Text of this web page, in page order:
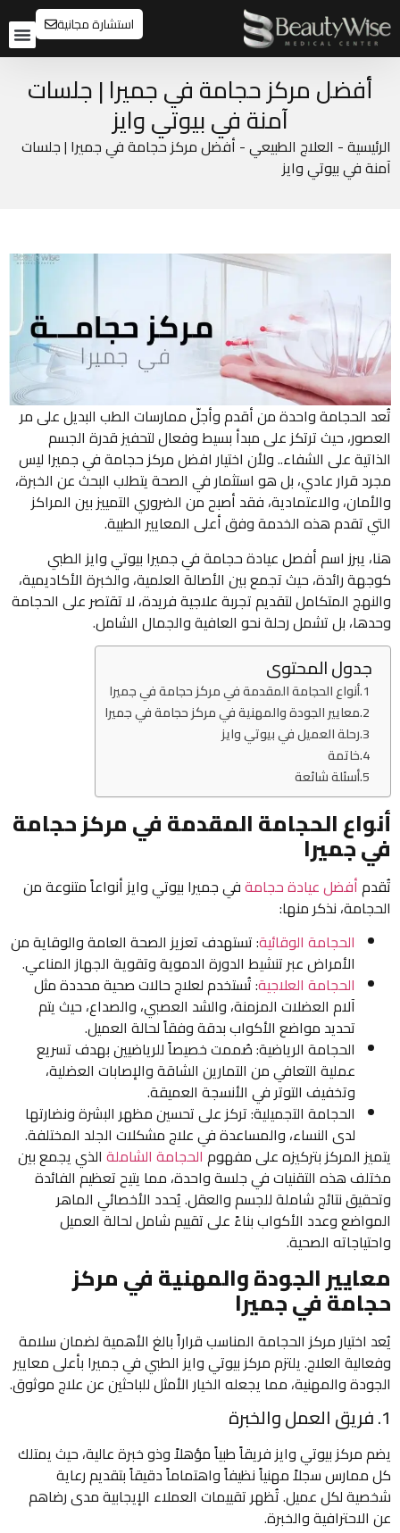
استشارة مجانية
أفضل مركز حجامة في جميرا | جلسات
آمنة في بيوتي وايز
الرئيسية- العلاج الطبيعي- أفضل مركز حجامة في جميرا | جلسات
آمنة في بيوتي وايز
تُعد الحجامة واحدة من أقدم وأجلّ ممارسات الطب البديل على مر
العصور، حيث ترتكز على مبدأ بسيط وفعال لتحفيز قدرة الجسم
الذاتية على الشفاء.. ولأن اختيار افضل مركز حجامة في جميرا ليس
مجرد قرار عادي، بل هو استثمار في الصحة يتطلب البحث عن الخبرة،
والأمان، والاعتمادية، فقد أصبح من الضروري التمييز بين المراكز
التي تقدم هذه الخدمة وفق أعلى المعايير الطبية.
هنا، يبرز اسم أفصل عيادة حجامة في جميرا بيوتي وايز الطبي
كوجهة رائدة، حيث تجمع بين الأصالة العلمية، والخبرة الأكاديمية،
والنهج المتكامل لتقديم تجربة علاجية فريدة، لا تقتصر على الحجامة
وحدها، بل تشمل رحلة نحو العافية والجمال الشامل.
جدول المحتوى
أنواع الحجامة المقدمة في مركز حجامة في جميرا
معايير الجودة والمهنية في مركز حجامة في جميرا
رحلة العميل في بيوتي وايز
خاتمة
أسئلة شائعة
أنواع الحجامة المقدمة في مركز حجامة
في جميرا
تُقدمأفضل عيادة حجامةفي جميرا بيوتي وايز أنواعاً متنوعة من
الحجامة، نذكر منها:
الحجامة الوقائية: تستهدف تعزيز الصحة العامة والوقاية من
الأمراض عبر تنشيط الدورة الدموية وتقوية الجهاز المناعي.
الحجامة العلاجية: تُستخدم لعلاج حالات صحية محددة مثل
آلام العضلات المزمنة، والشد العصبي، والصداع، حيث يتم
تحديد مواضع الأكواب بدقة وفقاً لحالة العميل.
الحجامة الرياضية: صُممت خصيصاً للرياضيين بهدف تسريع
عملية التعافي من التمارين الشاقة والإصابات العضلية،
وتخفيف التوتر في الأنسجة العميقة.
الحجامة التجميلية: تركز على تحسين مظهر البشرة ونضارتها
لدى النساء، والمساعدة في علاج مشكلات الجلد المختلفة.
يتميز المركز بتركيزه على مفهومالحجامة الشاملة الذي يجمع بين
مختلف هذه التقنيات في جلسة واحدة، مما يتيح تعظيم الفائدة
وتحقيق نتائج شاملة للجسم والعقل. يُحدد الأخصائي الماهر
المواضع وعدد الأكواب بناءً على تقييم شامل لحالة العميل
واحتياجاته الصحية.
معايير الجودة والمهنية في مركز
حجامة في جميرا
يُعد اختيار مركز الحجامة المناسب قراراً بالغ الأهمية لضمان سلامة
وفعالية العلاج. يلتزم مركز بيوتي وايز الطبي في جميرا بأعلى معايير
الجودة والمهنية، مما يجعله الخيار الأمثل للباحثين عن علاج موثوق.
1. فريق العمل والخبرة
يضم مركز بيوتي وايز فريقاً طبياً مؤهلاً وذو خبرة عالية، حيث يمتلك
كل ممارس سجلاً مهنياً نظيفاً واهتماماً دقيقاً بتقديم رعاية
شخصية لكل عميل. تُظهر تقييمات العملاء الإيجابية مدى رضاهم
عن الاحترافية والخبرة.